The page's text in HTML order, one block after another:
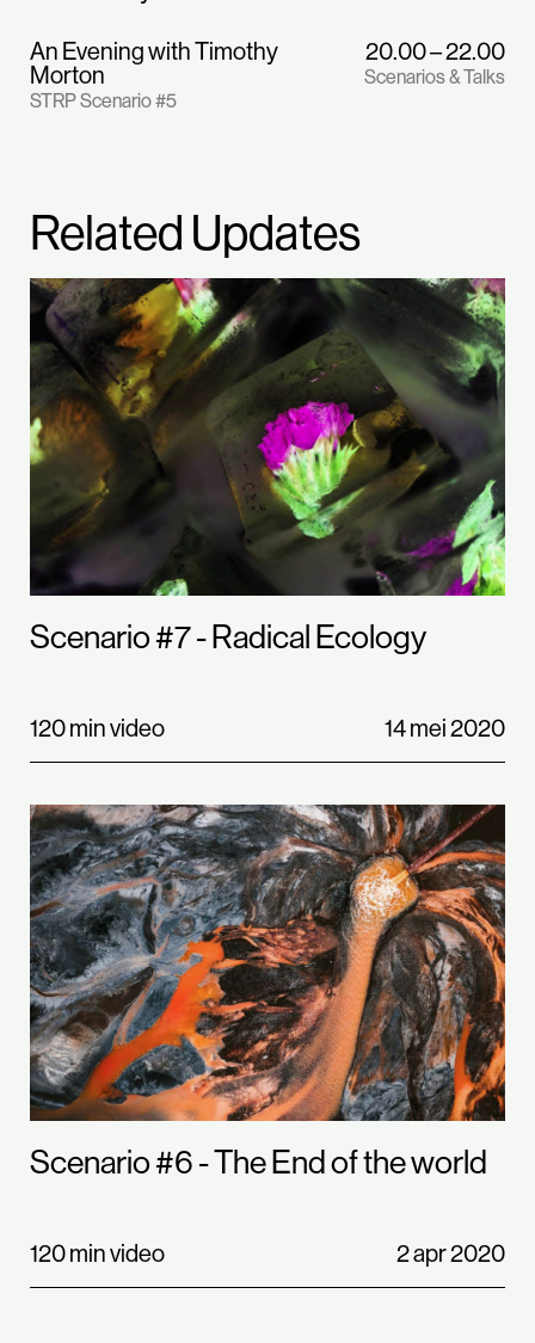
An Evening with Timothy
Morton
STRP Scenario #5
20.00 – 22.00
Scenarios & Talks
Related Updates
Scenario #7 - Radical Ecology
120 min video 14 mei 2020
Scenario #6 - The End of the world
120 min video 2 apr 2020